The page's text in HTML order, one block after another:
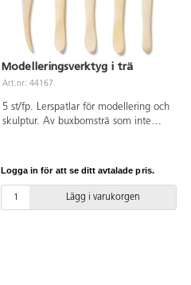
Modelleringsverktyg i trä
Art.nr: 44167
5 st/fp. Lerspatlar för modellering och
skulptur. Av buxbomsträ som inte
Logga in för att se ditt avtalade pris.
Lägg i varukorgen